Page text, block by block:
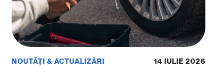
NOUTĂȚI & ACTUALIZĂRI 14 IULIE 2026